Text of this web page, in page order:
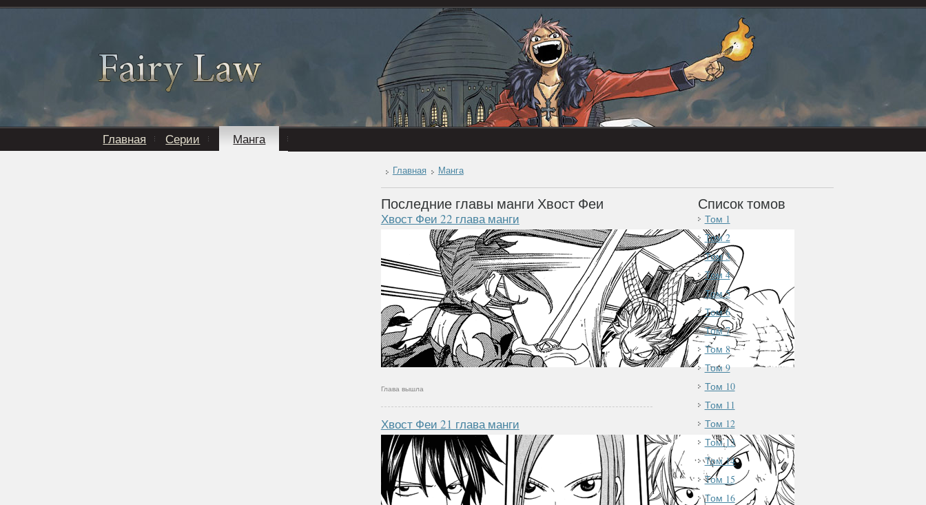
Главная Серии Манга
Главная Манга
Последние главы манги Хвост Феи
Хвост Феи 22 глава манги
Глава вышла
Хвост Феи 21 глава манги
Список томов
Том 1
Том 2
Том 3
Том 4
Том 5
Том 6
Том 7
Том 8
Том 9
Том 10
Том 11
Том 12
Том 13
Том 14
Том 15
Том 16